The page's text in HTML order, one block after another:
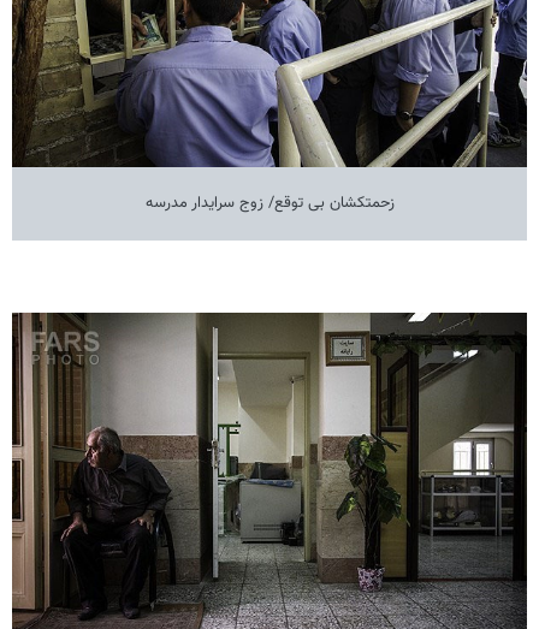
زحمتکشان بی توقع/ زوج سرایدار مدرسه